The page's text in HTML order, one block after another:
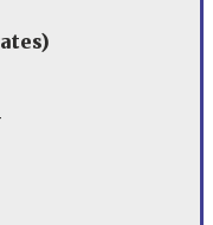
Emirates)